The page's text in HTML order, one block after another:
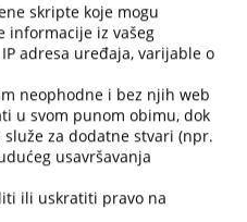
Kiseljak
870 804 - centrala
vstvfo/H/49
skripte koje mogu
informacije iz vašeg
adresa uređaja, varijable o
neophodne i bez njih web
u svom punom obimu, dok
za dodatne stvari (npr.
usavršavanja
ili uskratiti pravo na